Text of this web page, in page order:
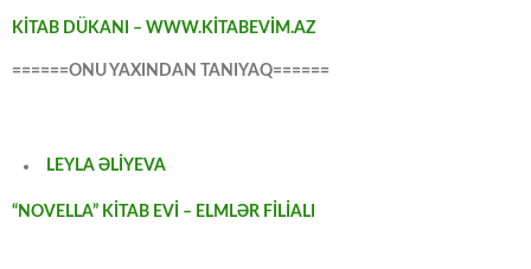
KİTAB DÜKANI – WWW.KİTABEVİM.AZ
======ONU YAXINDAN TANIYAQ======
LEYLA ƏLİYEVA
“NOVELLA” KİTAB EVİ – ELMLƏR FİLİALI